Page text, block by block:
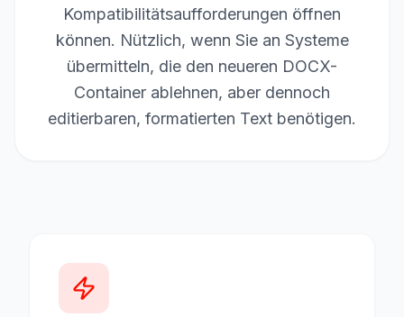
Kompatibilitätsaufforderungen öffnen
können. Nützlich, wenn Sie an Systeme
übermitteln, die den neueren DOCX-
Container ablehnen, aber dennoch
editierbaren, formatierten Text benötigen.